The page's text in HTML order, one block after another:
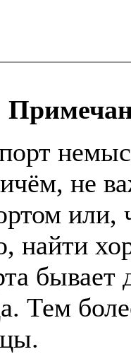
не
или,
найти
Тем